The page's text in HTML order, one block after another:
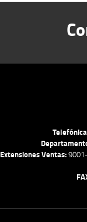
Extensiones Ventas: